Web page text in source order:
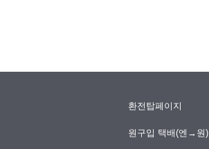
환전탑페이지
원구입 택배(엔→원)